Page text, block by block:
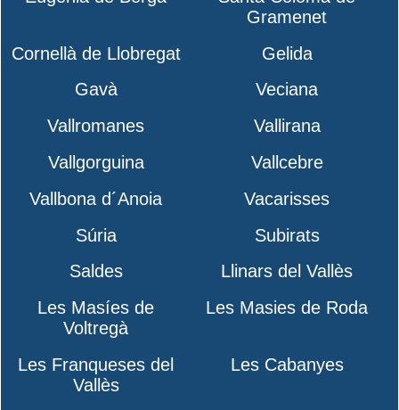
Gramenet
Cornellà de Llobregat
Gelida
Gavà
Veciana
Vallromanes
Vallirana
Vallgorguina
Vallcebre
Vallbona d´Anoia
Vacarisses
Súria
Subirats
Saldes
Llinars del Vallès
Les Masíes de
Voltregà
Les Masies de Roda
Les Franqueses del
Vallès
Les Cabanyes